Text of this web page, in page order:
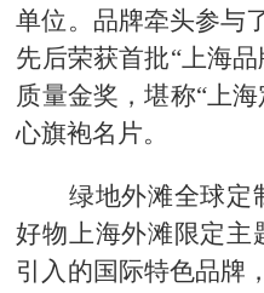
单位。品牌牵头参与
先后荣获首批“上海
质量金奖，堪称“上
心旗袍名片。
绿地外滩全球定
好物上海外滩限定主
引入的国际特色品牌